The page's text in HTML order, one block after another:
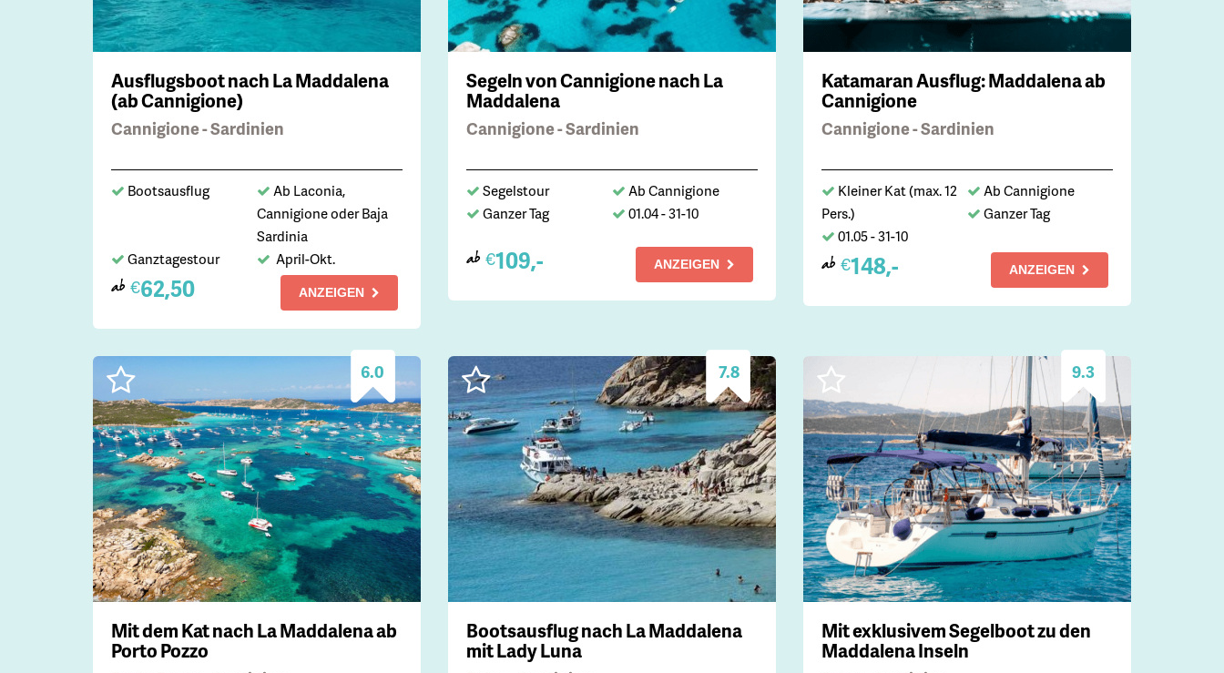
Ausflugsboot nach La Maddalena
(ab Cannigione)
Cannigione - Sardinien
Bootsausflug
Ab Laconia,
Cannigione oder Baja
Sardinia
Ganztagestour
April-Okt.
ab €62,50 ANZEIGEN
Segeln von Cannigione nach La
Maddalena
Cannigione - Sardinien
Segelstour
Ab Cannigione
Ganzer Tag
01.04 - 31-10
ab €109,- ANZEIGEN
Katamaran Ausflug: Maddalena ab
Cannigione
Cannigione - Sardinien
Kleiner Kat (max. 12
Pers.)
Ab Cannigione
Ganzer Tag
01.05 - 31-10
ab €148,- ANZEIGEN
6.0
Mit dem Kat nach La Maddalena ab
Porto Pozzo
7.8
Bootsausflug nach La Maddalena
mit Lady Luna
9.3
Mit exklusivem Segelboot zu den
Maddalena Inseln